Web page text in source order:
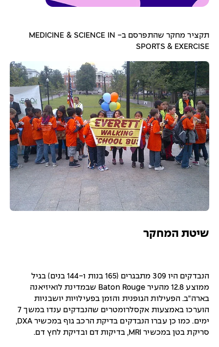
תקציר מחקר שהתפרסם ב- MEDICINE & SCIENCE IN
SPORTS & EXERCISE
שיטת המחקר
הנבדקים היו 309 מתבגרים (165 בנות ו-144 בנים) בגיל
ממוצע 12.8 מהעיר Baton Rouge שבמדינת לואיזיאנה
בארה"ב. הפעילות הגופנית והזמן בפעילויות יושבניות
הוערכו באמצעות אקסלרומטרים שהנבדקים ענדו במשך 7
ימים. כמו כן עברו הנבדקים בדיקת הרכב גוף במכשיר DXA,
סריקת בטן במכשיר MRI, בדיקות דם ובדיקת לחץ דם.